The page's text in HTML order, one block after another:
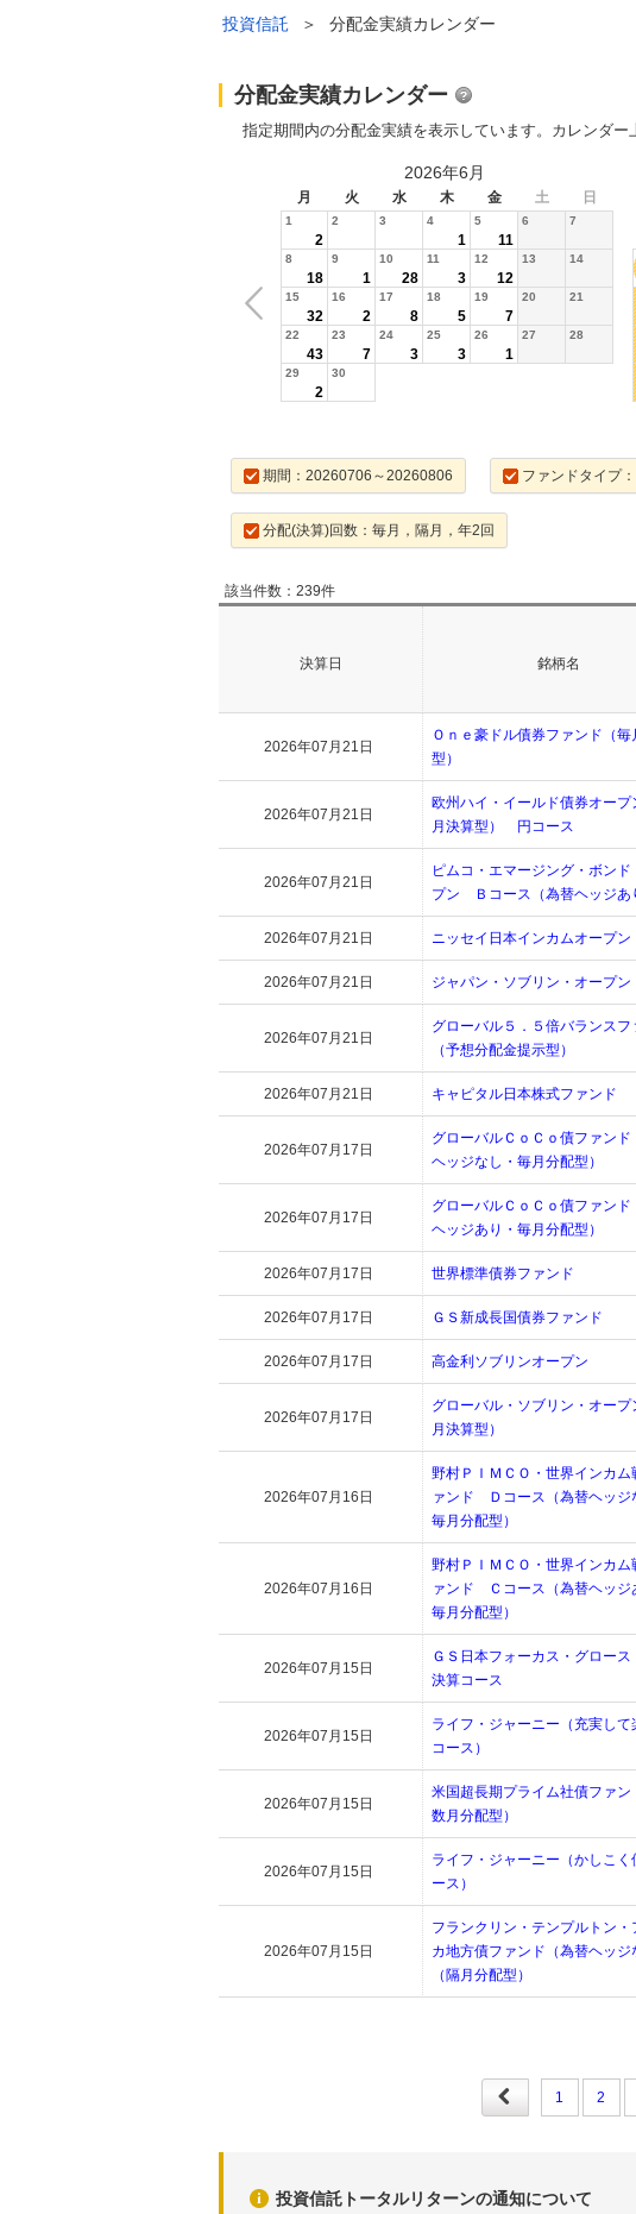
投資信託 ＞ 分配金実績カレンダー
分配金実績カレンダー
指定期間内の分配金実績を表示しています。カレンダ
2026年6月
月 火 水 木 金 土 日
1
2
2 3 4
1
5
11
6 7
8
18
9
1
10
28
11
3
12
12
13 14
15
32
16
2
17
8
18
5
19
7
20 21
22
43
23
7
24
3
25
3
26
1
27 28
29
2
30
期間：20260706～20260806 ファンドタイプ
分配(決算)回数：毎月，隔月，年2回
該当件数：239件
決算日 銘柄名
2026年07月21日
Ｏｎｅ豪ドル債券ファンド（毎
型）
2026年07月21日
欧州ハイ・イールド債券オープ
月決算型） 円コース
2026年07月21日
ピムコ・エマージング・ボンド
プン Ｂコース（為替ヘッジあ
2026年07月21日 ニッセイ日本インカムオープン
2026年07月21日 ジャパン・ソブリン・オープン
2026年07月21日
グローバル５．５倍バランスフ
（予想分配金提示型）
2026年07月21日 キャピタル日本株式ファンド
2026年07月17日
グローバルＣｏＣｏ債ファンド
ヘッジなし・毎月分配型）
2026年07月17日
グローバルＣｏＣｏ債ファンド
ヘッジあり・毎月分配型）
2026年07月17日 世界標準債券ファンド
2026年07月17日 ＧＳ新成長国債券ファンド
2026年07月17日 高金利ソブリンオープン
2026年07月17日
グローバル・ソブリン・オープ
月決算型）
2026年07月16日
野村ＰＩＭＣＯ・世界インカム
ァンド Ｄコース（為替ヘッ
毎月分配型）
2026年07月16日
野村ＰＩＭＣＯ・世界インカム
ァンド Ｃコース（為替ヘッ
毎月分配型）
2026年07月15日
ＧＳ日本フォーカス・グロー
決算コース
2026年07月15日
ライフ・ジャーニー（充実して
コース）
2026年07月15日
米国超長期プライム社債ファン
数月分配型）
2026年07月15日
ライフ・ジャーニー（かしこく
ース）
2026年07月15日
フランクリン・テンプルトン・
カ地方債ファンド（為替ヘッジ
（隔月分配型）
1 2
投資信託トータルリターンの通知について